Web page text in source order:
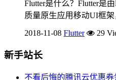
Flutter是什么？Flutter是
质量原生应用移动UI框架
2018-11-08 Flutter 29
新手站长
不看后悔的腾讯云优惠